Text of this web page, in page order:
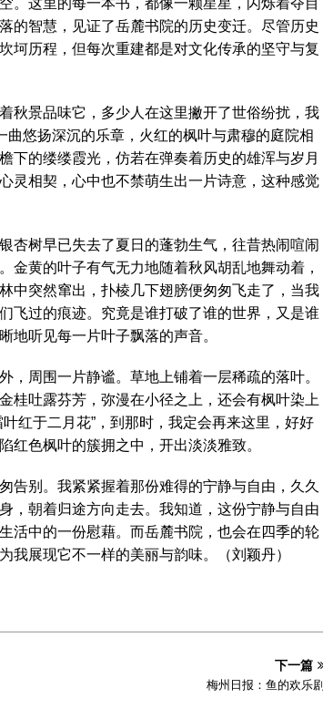
。这里的每一本书，都像一颗星星，闪烁着夺目
的智慧，见证了岳麓书院的历史变迁。尽管历史
坷历程，但每次重建都是对文化传承的坚守与复
秋景品味它，多少人在这里撇开了世俗纷扰，我
曲悠扬深沉的乐章，火红的枫叶与肃穆的庭院相
下的缕缕霞光，仿若在弹奏着历史的雄浑与岁月
灵相契，心中也不禁萌生出一片诗意，这种感觉
杏树早已失去了夏日的蓬勃生气，往昔热闹喧闹
金黄的叶子有气无力地随着秋风胡乱地舞动着，
中突然窜出，扑棱几下翅膀便匆匆飞走了，当我
飞过的痕迹。究竟是谁打破了谁的世界，又是谁
地听见每一片叶子飘落的声音。
，周围一片静谧。草地上铺着一层稀疏的落叶。
桂吐露芬芳，弥漫在小径之上，还会有枫叶染上
红于二月花”，到那时，我定会再来这里，好好
红色枫叶的簇拥之中，开出淡淡雅致。
告别。我紧紧握着那份难得的宁静与自由，久久
，朝着归途方向走去。我知道，这份宁静与自由
活中的一份慰藉。而岳麓书院，也会在四季的轮
我展现它不一样的美丽与韵味。（刘颖丹）
下一篇
梅州日报：鱼的欢乐剧